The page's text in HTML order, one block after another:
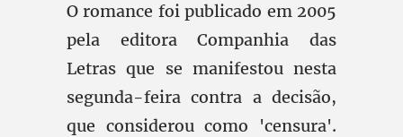
O romance foi publicado em 2005
pela editora Companhia das
Letras que se manifestou nesta
segunda-feira contra a decisão,
que considerou como 'censura'.